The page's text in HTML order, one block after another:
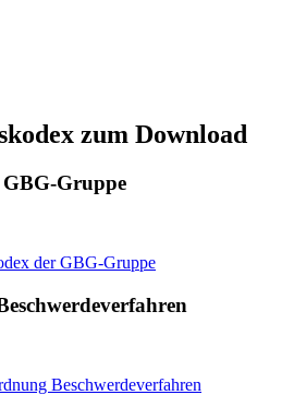
zum Download
GBG-Gruppe
der GBG-Gruppe
Beschwerdeverfahren